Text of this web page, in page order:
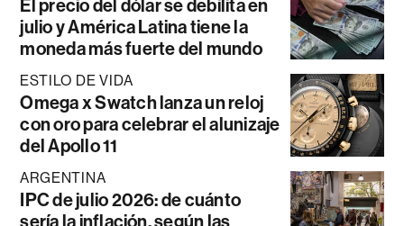
El precio del dólar se debilita en
julio y América Latina tiene la
moneda más fuerte del mundo
ESTILO DE VIDA
Omega x Swatch lanza un reloj
con oro para celebrar el alunizaje
del Apollo 11
ARGENTINA
IPC de julio 2026: de cuánto
sería la inflación, según las